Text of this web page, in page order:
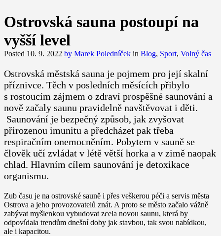
Ostrovská sauna postoupí na
vyšší level
Posted 10. 9. 2022 by Marek Poledníček in Blog, Sport, Volný čas
Ostrovská městská sauna je pojmem pro její skalní
příznivce. Těch v posledních měsících přibylo
s rostoucím zájmem o zdraví prospěšné saunování a
nově začaly saunu pravidelně navštěvovat i děti.
Saunování je bezpečný způsob, jak zvyšovat
přirozenou imunitu a předcházet pak třeba
respiračním onemocněním. Pobytem v sauně se
člověk učí zvládat v létě větší horka a v zimě naopak
chlad. Hlavním cílem saunování je detoxikace
organismu.
Zub času je na ostrovské sauně i přes veškerou péči a servis města
Ostrova a jeho provozovatelů znát. A proto se město začalo vážně
zabývat myšlenkou vybudovat zcela novou saunu, která by
odpovídala trendům dnešní doby jak stavbou, tak svou nabídkou,
ale i kapacitou.